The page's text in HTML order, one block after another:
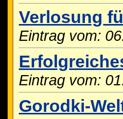
Verlosung
Eintrag vom:
Eintrag vom:
Gorodki-